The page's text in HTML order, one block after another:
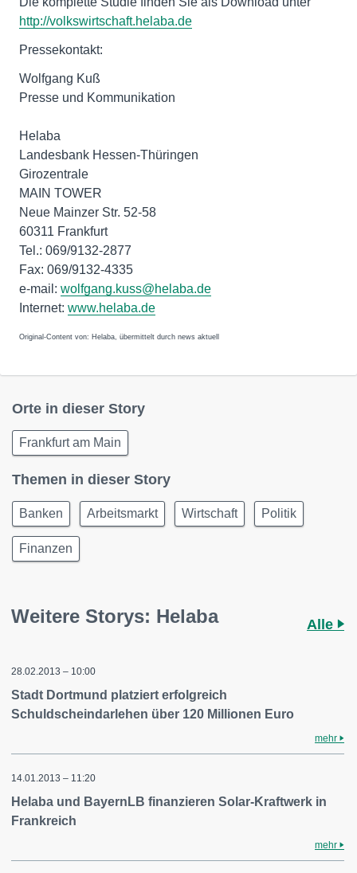
http://volkswirtschaft.helaba.de
Pressekontakt:
Wolfgang Kuß
Presse und Kommunikation
Helaba
Landesbank Hessen-Thüringen
Girozentrale
MAIN TOWER
Neue Mainzer Str. 52-58
60311 Frankfurt
Tel.: 069/9132-2877
Fax: 069/9132-4335
e-mail: wolfgang.kuss@helaba.de
Internet: www.helaba.de
Original-Content von: Helaba, übermittelt durch news aktuell
Orte in dieser Story
Frankfurt am Main
Themen in dieser Story
Banken Arbeitsmarkt Wirtschaft Politik
Finanzen
Weitere Storys: Helaba Alle
28.02.2013 – 10:00
Stadt Dortmund platziert erfolgreich
Schuldscheindarlehen über 120 Millionen Euro
mehr
14.01.2013 – 11:20
Helaba und BayernLB finanzieren Solar-Kraftwerk in
Frankreich
mehr